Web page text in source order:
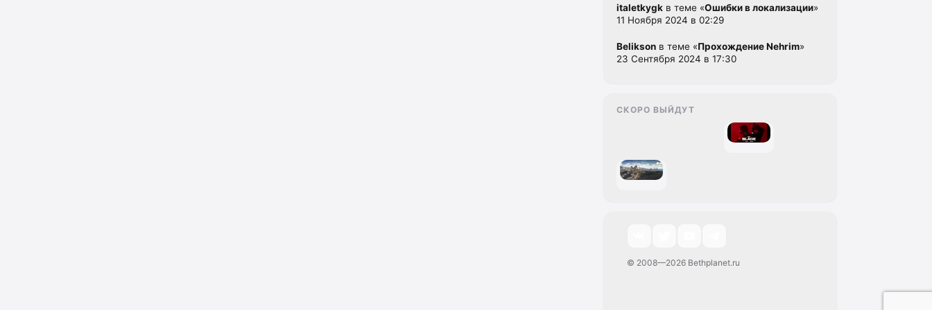
italetkygk в теме «Ошибки в локализации»
11 Ноября 2024 в 02:29
Belikson в теме «Прохождение Nehrim»
23 Сентября 2024 в 17:30
СКОРО ВЫЙДУТ
© 2008—2026 Bethplanet.ru